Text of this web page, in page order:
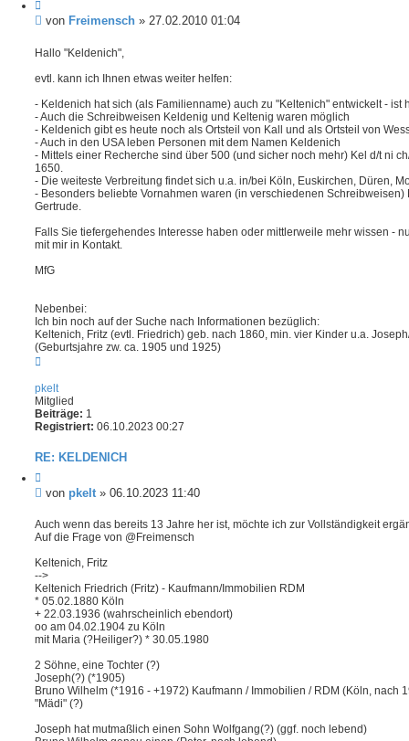
i
t
e
e
B
i
r
a
g
von Freimensch » 27.02.2010 01:04
Hallo "Keldenich",
evtl. kann ich Ihnen etwas weiter helfen:
- Keldenich hat sich (als Familienname) auch zu "Keltenich" entwickelt - ist
- Auch die Schreibweisen Keldenig und Keltenig waren möglich
- Keldenich gibt es heute noch als Ortsteil von Kall und als Ortsteil von
- Auch in den USA leben Personen mit dem Namen Keldenich
- Mittels einer Recherche sind über 500 (und sicher noch mehr) Kel d/t ni
1650.
- Die weiteste Verbreitung findet sich u.a. in/bei Köln, Euskirchen, Düren,
- Besonders beliebte Vornahmen waren (in verschiedenen Schreibweisen)
Gertrude.
Falls Sie tiefergehendes Interesse haben oder mittlerweile mehr wissen -
mit mir in Kontakt.
MfG
Nebenbei:
Ich bin noch auf der Suche nach Informationen bezüglich:
Keltenich, Fritz (evtl. Friedrich) geb. nach 1860, min. vier Kinder u.a.
(Geburtsjahre zw. ca. 1905 und 1925)
c
h
o
b
pkelt
Mitglied
Beiträge: 1
Registriert: 06.10.2023 00:27
RE: KELDENICH
i
t
e
r
n
B
i
t
a
g
von pkelt » 06.10.2023 11:40
Auch wenn das bereits 13 Jahre her ist, möchte ich zur Vollständigkeit
Auf die Frage von @Freimensch
Keltenich, Fritz
-->
Keltenich Friedrich (Fritz) - Kaufmann/Immobilien RDM
* 05.02.1880 Köln
+ 22.03.1936 (wahrscheinlich ebendort)
oo am 04.02.1904 zu Köln
mit Maria (?Heiliger?) * 30.05.1980
2 Söhne, eine Tochter (?)
Joseph(?) (*1905)
Bruno Wilhelm (*1916 - +1972) Kaufmann / Immobilien / RDM (Köln, nach
"Mädi" (?)
Joseph hat mutmaßlich einen Sohn Wolfgang(?) (ggf. noch lebend)